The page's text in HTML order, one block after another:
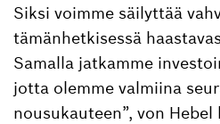
Siksi voimme säilyttää
tämänhetkisessä
Samalla jatkamme
jotta olemme valmiina
nousukauteen”, von Hebel